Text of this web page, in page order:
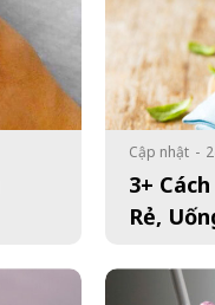
Cập nhật -
3+
Rẻ,